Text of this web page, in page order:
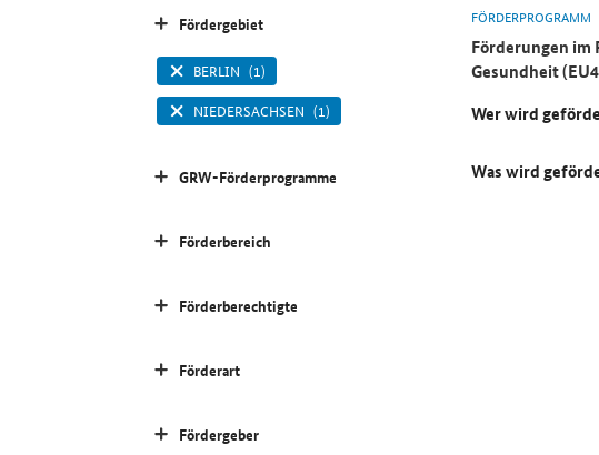
FÖRDERPROGRAMM
Förderungen im
Gesundheit
Wer wird
Was wird
Fördergebiet
BERLIN (1)
NIEDERSACHSEN (1)
GRW-Förderprogramme
Förderbereich
Förderberechtigte
Förderart
Fördergeber